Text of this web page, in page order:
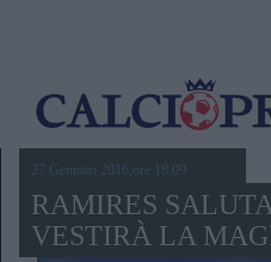
27 Gennaio 2016,ore 18.09
RAMIRES
VESTIRÀ LA